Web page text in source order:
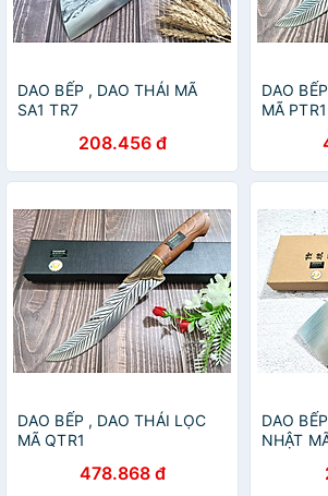
DAO BẾP , DAO THÁI MÃ
SA1 TR7
208.456 đ
DAO
MÃ PTR1
DAO BẾP , DAO THÁI LỌC
MÃ QTR1
478.868 đ
DAO
NHẬT